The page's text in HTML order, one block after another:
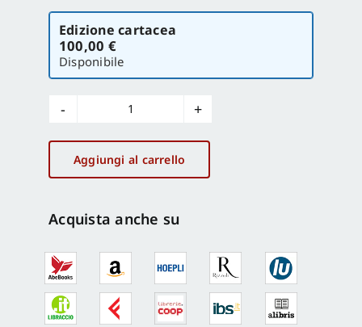
Scegli
versione
Edizione cartacea
100,00 €
Disponibile
Storia
della
Calabria
Antica
2
Aggiungi al carrello
Acquista anche su